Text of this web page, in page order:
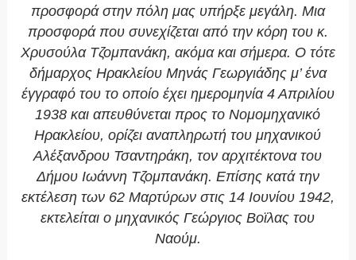
προσφορά στην πόλη μας υπήρξε μεγάλη. Μια
προσφορά που συνεχίζεται από την κόρη του κ.
Χρυσούλα Τζομπανάκη, ακόμα και σήμερα. Ο τότε
δήμαρχος Ηρακλείου Μηνάς Γεωργιάδης μ’ ένα
έγγραφό του το οποίο έχει ημερομηνία 4 Απριλίου
1938 και απευθύνεται προς το Νομομηχανικό
Ηρακλείου, ορίζει αναπληρωτή του μηχανικού
Αλέξανδρου Τσαντηράκη, τον αρχιτέκτονα του
Δήμου Ιωάννη Τζομπανάκη. Επίσης κατά την
εκτέλεση των 62 Μαρτύρων στις 14 Ιουνίου 1942,
εκτελείται ο μηχανικός Γεώργιος Βοϊλας του
Ναούμ.